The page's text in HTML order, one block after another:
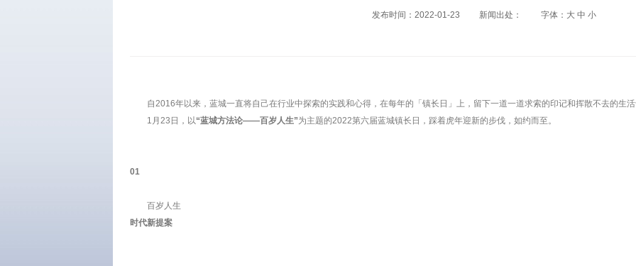
发布时间：2022-01-23 新闻出处： 字体： 大 中 小
自2016年以来，蓝城一直将自己在行业中探索的实践和心得，在每年的「镇长日」上，留下一道一道求索的印记和挥散不去的生
1月23日，以“蓝城方法论——百岁人生”为主题的2022第六届蓝城镇长日，踩着虎年迎新的步伐，如约而至。
01
百岁人生
时代新提案